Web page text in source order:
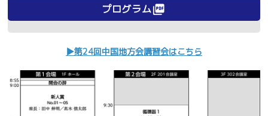
プログラムpicture_as_pdf
▶第24回中国地方会講習会はこちら